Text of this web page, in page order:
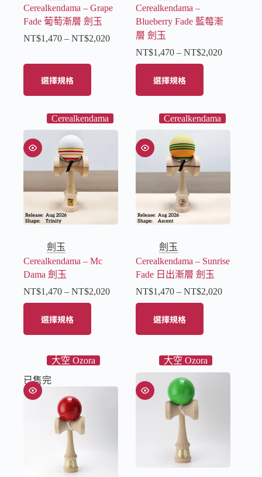
Cerealkendama – Grape
Fade 葡萄漸層 劍玉
NT$1,470 – NT$2,020
選擇規格
Cerealkendama –
Blueberry Fade 藍莓漸
層 劍玉
NT$1,470 – NT$2,020
選擇規格
Cerealkendama
劍玉
Cerealkendama – Mc
Dama 劍玉
NT$1,470 – NT$2,020
選擇規格
Cerealkendama
劍玉
Cerealkendama – Sunrise
Fade 日出漸層 劍玉
NT$1,470 – NT$2,020
選擇規格
大空 Ozora
已售完
大空 Ozora